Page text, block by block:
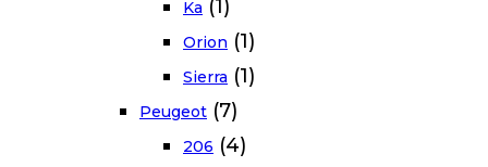
Ka (1)
Orion (1)
Sierra (1)
Peugeot (7)
206 (4)